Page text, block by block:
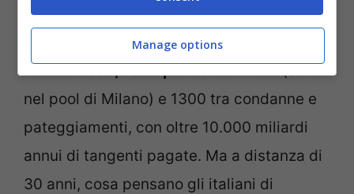
I numeri dell’inchiesta sono ancora oggi
25.400 avvisi di garanzia,
4565 arresti, 1069 politici coinvolti(sono
nel pool di Milano) e 1300 tra condanne e
pateggiamenti, con oltre 10.000 miliardi
annui di tangenti pagate. Ma a distanza di
30 anni, cosa pensano gli italiani di
Manage options